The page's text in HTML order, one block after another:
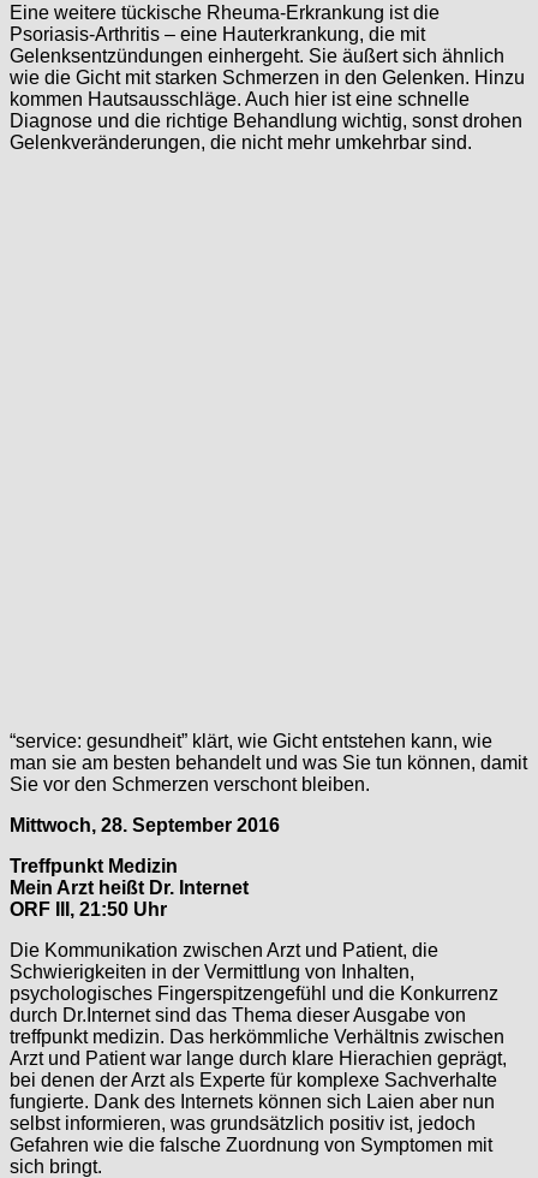
Eine weitere tückische Rheuma-Erkrankung ist die
Psoriasis-Arthritis – eine Hauterkrankung, die mit
Gelenksentzündungen einhergeht. Sie äußert sich ähnlich
wie die Gicht mit starken Schmerzen in den Gelenken. Hinzu
kommen Hautsausschläge. Auch hier ist eine schnelle
Diagnose und die richtige Behandlung wichtig, sonst drohen
Gelenkveränderungen, die nicht mehr umkehrbar sind.
“service: gesundheit” klärt, wie Gicht entstehen kann, wie
man sie am besten behandelt und was Sie tun können, damit
Sie vor den Schmerzen verschont bleiben.
Mittwoch, 28. September 2016
Treffpunkt Medizin
Mein Arzt heißt Dr. Internet
ORF III, 21:50 Uhr
Die Kommunikation zwischen Arzt und Patient, die
Schwierigkeiten in der Vermittlung von Inhalten,
psychologisches Fingerspitzengefühl und die Konkurrenz
durch Dr.Internet sind das Thema dieser Ausgabe von
treffpunkt medizin. Das herkömmliche Verhältnis zwischen
Arzt und Patient war lange durch klare Hierachien geprägt,
bei denen der Arzt als Experte für komplexe Sachverhalte
fungierte. Dank des Internets können sich Laien aber nun
selbst informieren, was grundsätzlich positiv ist, jedoch
Gefahren wie die falsche Zuordnung von Symptomen mit
sich bringt.